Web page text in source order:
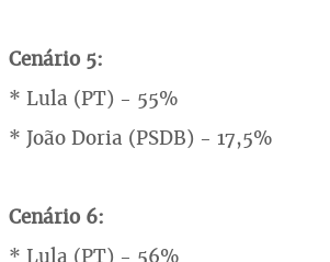
Cenário 5:
* Lula (PT) - 55%
* João Doria (PSDB) - 17,5%
Cenário 6:
* Lula (PT) - 56%